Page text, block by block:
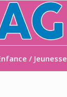
/ Jeunesse